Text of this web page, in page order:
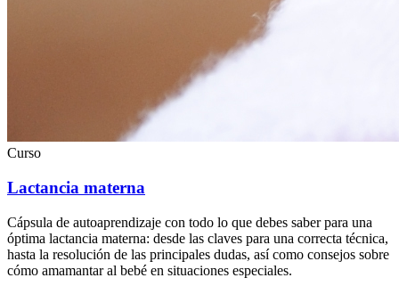
Curso
Lactancia materna
Cápsula de autoaprendizaje con todo lo que debes saber para una
óptima lactancia materna: desde las claves para una correcta técnica,
hasta la resolución de las principales dudas, así como consejos sobre
cómo amamantar al bebé en situaciones especiales.